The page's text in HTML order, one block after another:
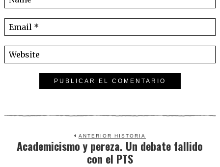
ANTERIOR HISTORIA
Previous
post:
Academicismo y pereza. Un debate fallido
con el PTS